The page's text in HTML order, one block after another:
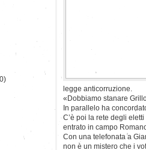
legge anticorruzione.
«Dobbiamo stanare
In parallelo ha
C’è poi la rete degli
entrato in campo
Con una telefonata a
non è un mistero che i